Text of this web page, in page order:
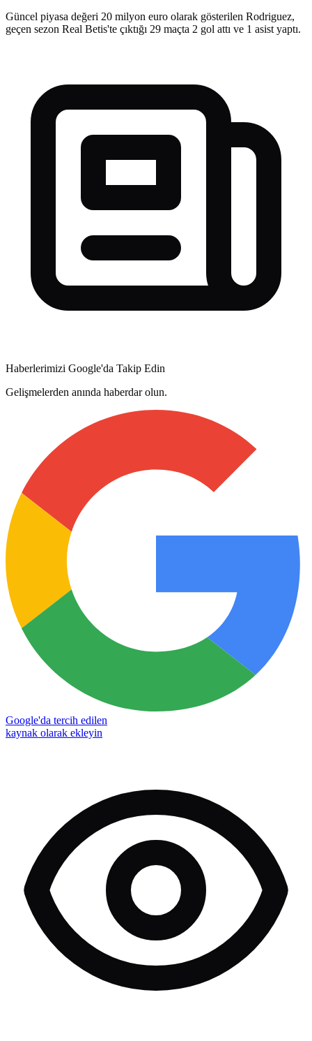
Güncel piyasa değeri 20 milyon euro olarak gösterilen Rodriguez,
geçen sezon Real Betis'te çıktığı 29 maçta 2 gol attı ve 1 asist yaptı.
Haberlerimizi Google'da Takip Edin
Gelişmelerden anında haberdar olun.
Google'da tercih edilen
kaynak olarak ekleyin